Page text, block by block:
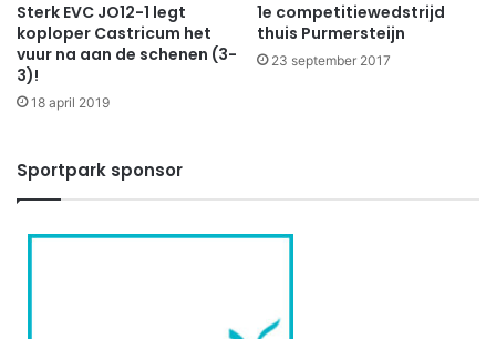
Sterk EVC JO12-1 legt
koploper Castricum het
vuur na aan de schenen (3-
3)!
18 april 2019
1e competitiewedstrijd
thuis Purmersteijn
23 september 2017
Sportpark sponsor